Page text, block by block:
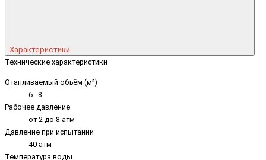
Характеристики
Технические характеристики
Отапливаемый объём (м³)
6 - 8
Рабочее давление
от 2 до 8 атм
Давление при испытании
40 атм
Температура воды